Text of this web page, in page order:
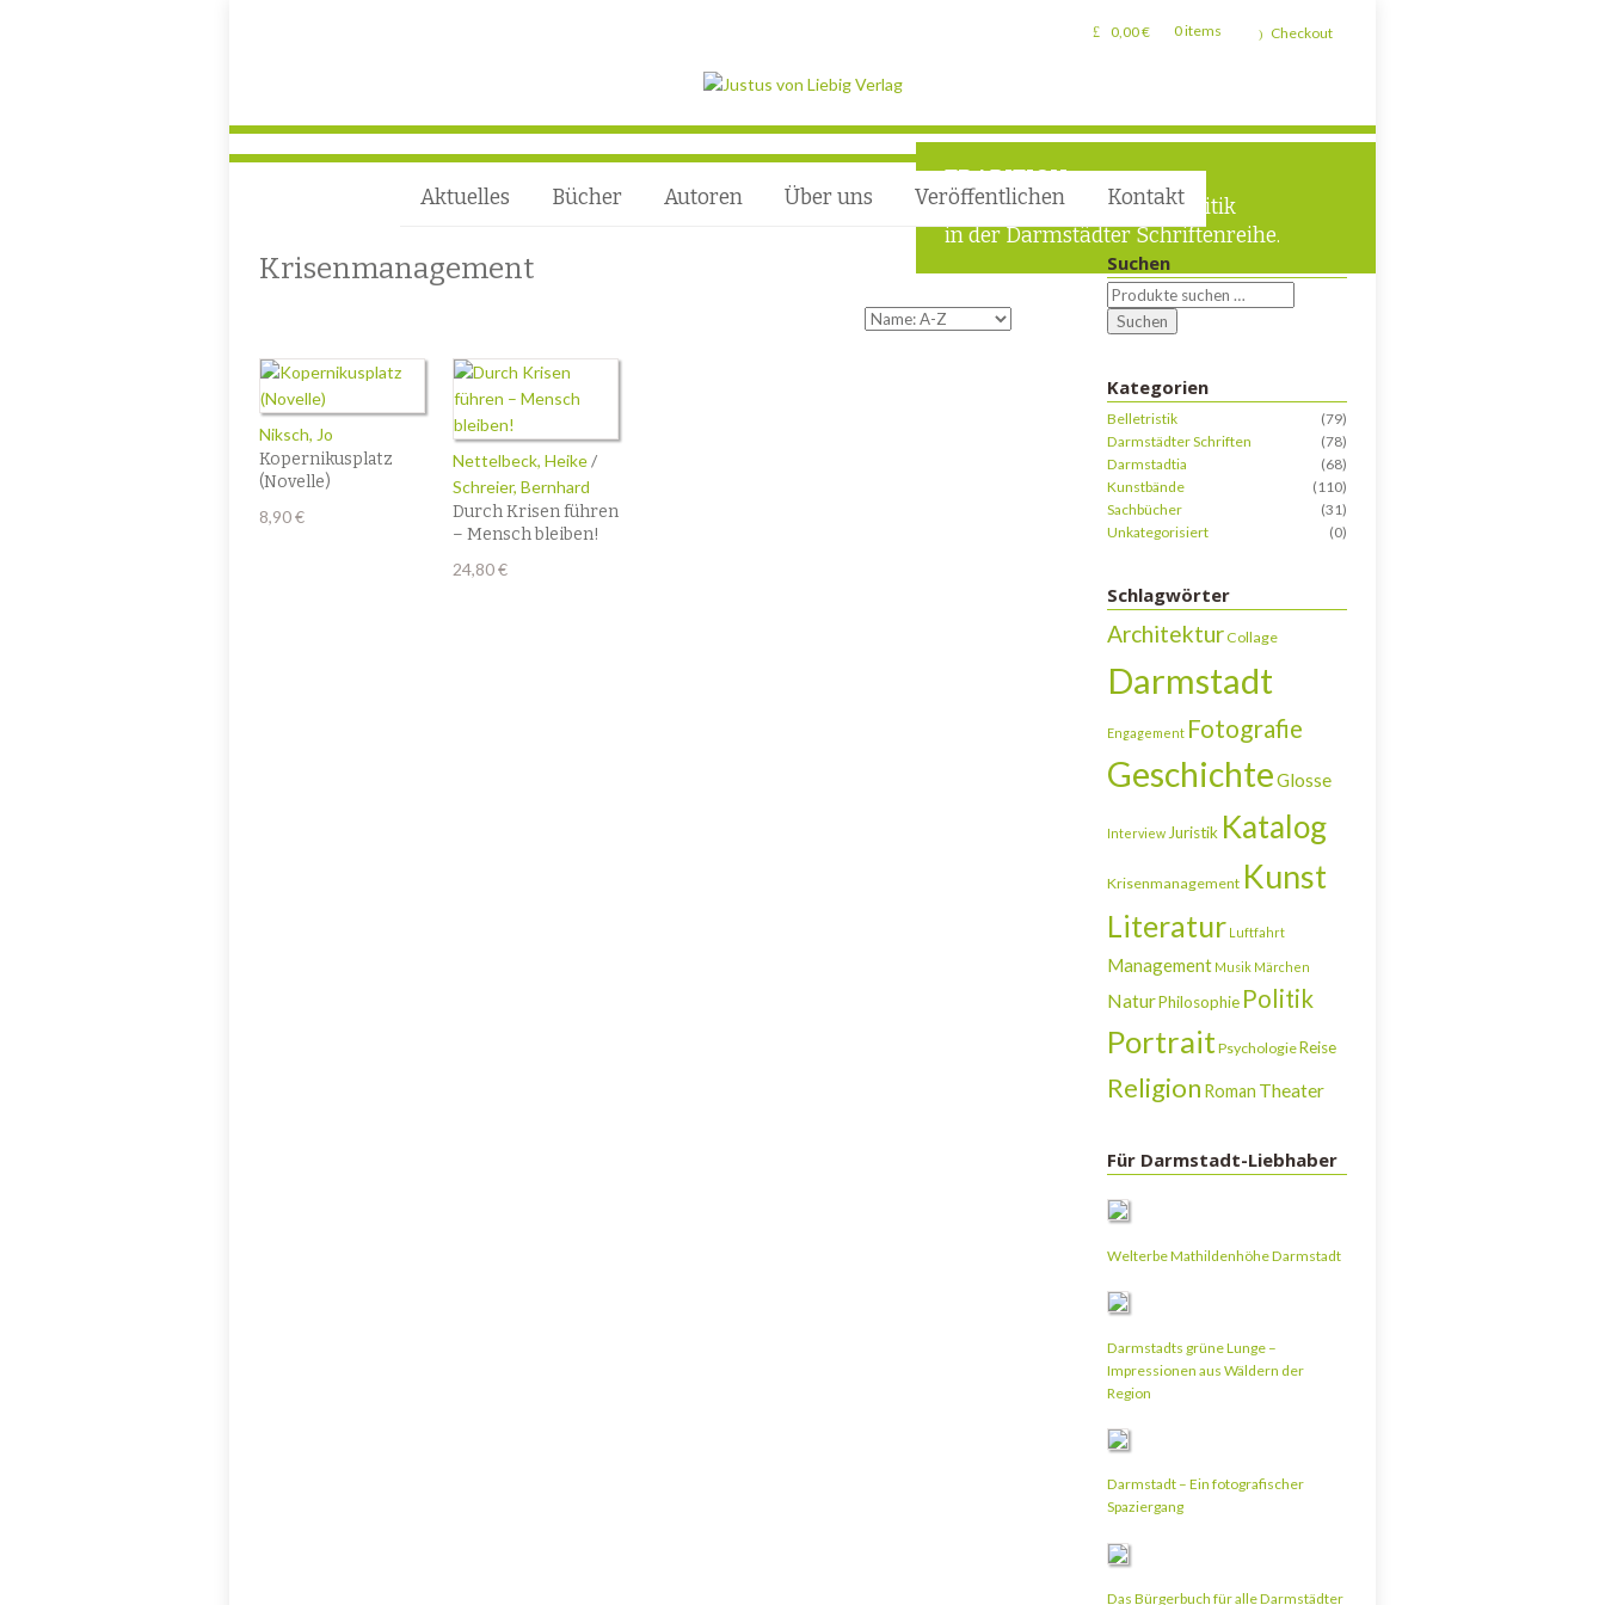
0,00€ 0 items Checkout
TRADITION
Wissenschaft und Lokalpolitik
in der Darmstädter Schriftenreihe.
Aktuelles Bücher Autoren Über uns Veröffentlichen Kontakt
Krisenmanagement
Niksch, Jo
Kopernikusplatz
(Novelle)
8,90€
Nettelbeck, Heike/
Schreier, Bernhard
Durch Krisen führen
– Mensch bleiben!
24,80€
Suchen
Suchen
Kategorien
Belletristik
(79)
Darmstädter Schriften
(78)
Darmstadtia
(68)
Kunstbände
(110)
Sachbücher
(31)
Unkategorisiert
(0)
Schlagwörter
ArchitekturCollage
Darmstadt
Engagement Fotografie
GeschichteGlosse
Interview Juristik Katalog
Krisenmanagement Kunst
Literatur Luftfahrt
Management Musik Märchen
NaturPhilosophie Politik
Portrait PsychologieReise
Religion Roman Theater
Für Darmstadt-Liebhaber
Welterbe Mathildenhöhe Darmstadt
Darmstadts grüne Lunge –
Impressionen aus Wäldern der
Region
Darmstadt – Ein fotografischer
Spaziergang
Das Bürgerbuch für alle Darmstädter